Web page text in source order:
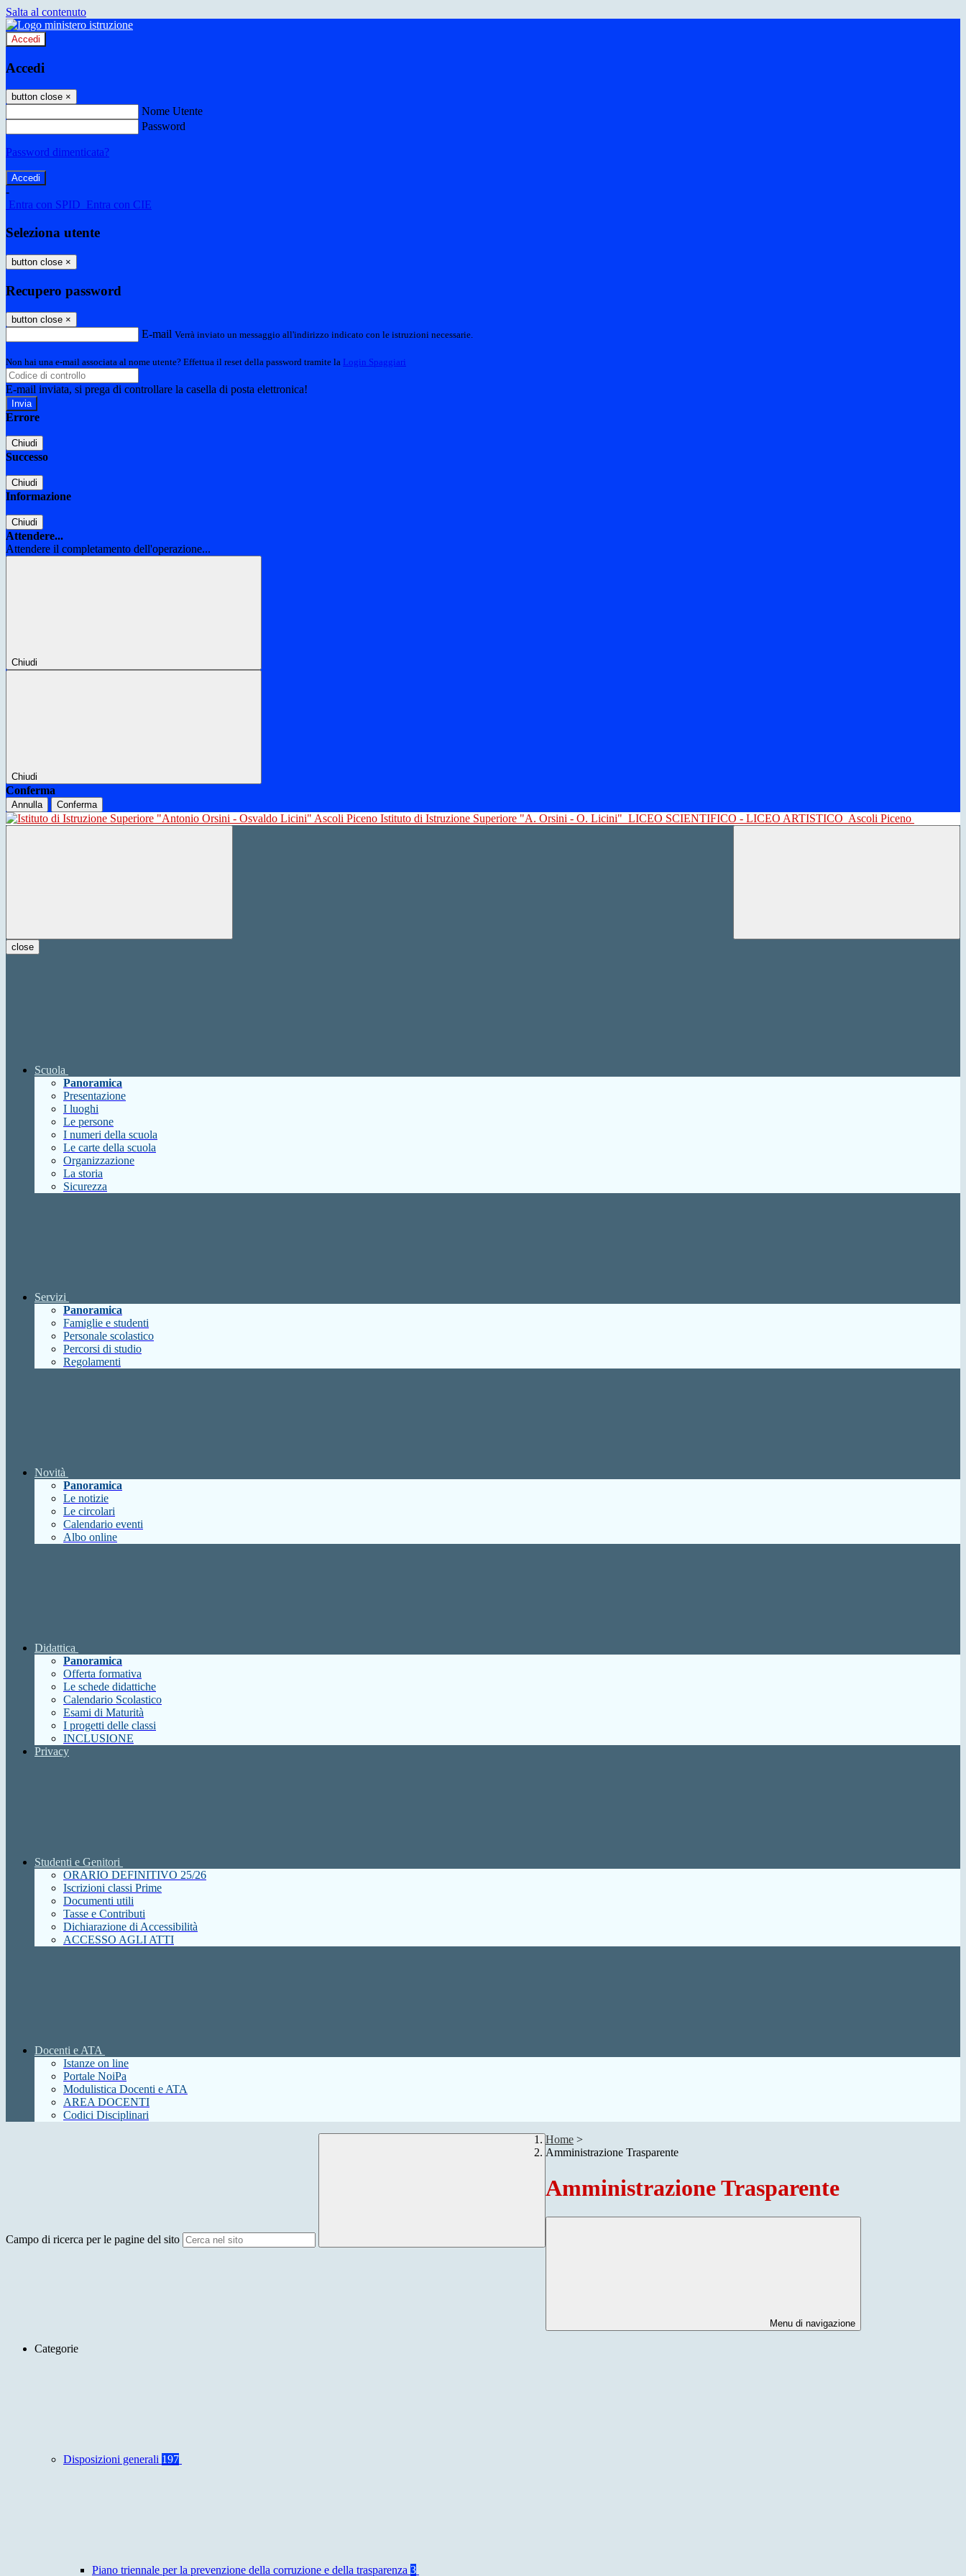
Salta al contenuto
Accedi
Accedi
button close ×
Nome Utente
Password
Password dimenticata?
-
Entra con SPID Entra con CIE
Seleziona utente
button close ×
Recupero password
button close ×
E-mail Verrà inviato un messaggio all'indirizzo indicato con le istruzioni necessarie.
Non hai una e-mail associata al nome utente? Effettua il reset della password tramite la Login Spaggiari
E-mail inviata, si prega di controllare la casella di posta elettronica!
Errore
Chiudi
Successo
Chiudi
Informazione
Chiudi
Attendere...
Attendere il completamento dell'operazione...
Chiudi
Chiudi
Conferma
Annulla Conferma
Istituto di Istruzione Superiore "A. Orsini - O. Licini" LICEO SCIENTIFICO - LICEO ARTISTICO Ascoli Piceno
close
Scuola
Panoramica
Presentazione
I luoghi
Le persone
I numeri della scuola
Le carte della scuola
Organizzazione
La storia
Sicurezza
Servizi
Panoramica
Famiglie e studenti
Personale scolastico
Percorsi di studio
Regolamenti
Novità
Panoramica
Le notizie
Le circolari
Calendario eventi
Albo online
Didattica
Panoramica
Offerta formativa
Le schede didattiche
Calendario Scolastico
Esami di Maturità
I progetti delle classi
INCLUSIONE
Privacy
Studenti e Genitori
ORARIO DEFINITIVO 25/26
Iscrizioni classi Prime
Documenti utili
Tasse e Contributi
Dichiarazione di Accessibilità
ACCESSO AGLI ATTI
Docenti e ATA
Istanze on line
Portale NoiPa
Modulistica Docenti e ATA
AREA DOCENTI
Codici Disciplinari
Campo di ricerca per le pagine del sito
Home >
Amministrazione Trasparente
Amministrazione Trasparente
Menu di navigazione
Categorie
Disposizioni generali 197
Piano triennale per la prevenzione della corruzione e della trasparenza 3